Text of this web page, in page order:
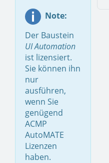
Note:
Der Baustein
UI Automation
ist lizensiert.
Sie können ihn
nur
ausführen,
wenn Sie
genügend
ACMP
AutoMATE
Lizenzen
haben.